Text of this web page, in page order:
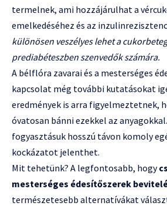
termelnek, ami hozzájárulhat a
emelkedéséhez és az
különösen veszélyes lehet a
prediabéteszben szenvedők számára.
A bélflóra zavarai és a mesterséges
kapcsolat még további kutatásokat
eredmények is arra figyelmeztetnek,
óvatosan bánni ezekkel az
fogyasztásuk hosszú távon komoly
kockázatot jelenthet.
Mit tehetünk? A legfontosabb, hogy
mesterséges édesítőszerek
természetesebb alternatívákat